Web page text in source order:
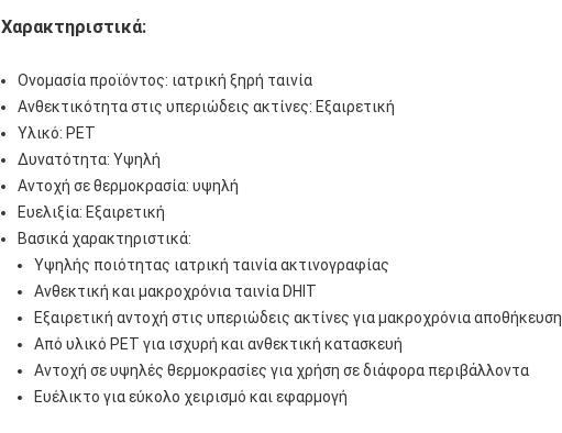
Χαρακτηριστικά:
Ονομασία προϊόντος: ιατρική ξηρή ταινία
Ανθεκτικότητα στις υπεριώδεις ακτίνες: Εξαιρετική
Υλικό: PET
Δυνατότητα: Υψηλή
Αντοχή σε θερμοκρασία: υψηλή
Ευελιξία: Εξαιρετική
Βασικά χαρακτηριστικά:
Υψηλής ποιότητας ιατρική ταινία ακτινογραφίας
Ανθεκτική και μακροχρόνια ταινία DHIT
Εξαιρετική αντοχή στις υπεριώδεις ακτίνες για μακροχρόνια αποθήκευση
Από υλικό PET για ισχυρή και ανθεκτική κατασκευή
Αντοχή σε υψηλές θερμοκρασίες για χρήση σε διάφορα περιβάλλοντα
Ευέλικτο για εύκολο χειρισμό και εφαρμογή